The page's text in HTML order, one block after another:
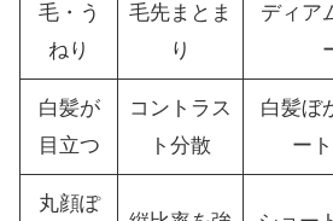
毛・う
ねり
毛先まとま
り
ディア
白髪が
目立つ
コントラス
ト分散
白髪ぼ
ー
丸顔ぽ